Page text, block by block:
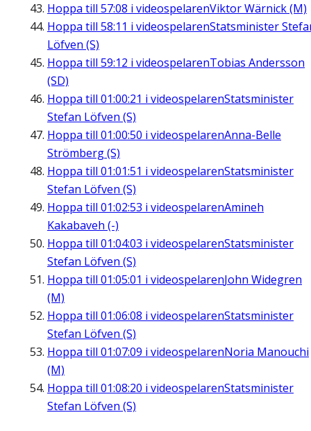
Hoppa till 57:08 i videospelarenViktor Wärnick (M)
Hoppa till 58:11 i videospelarenStatsminister
Löfven (S)
Hoppa till 59:12 i videospelarenTobias Andersson
(SD)
Hoppa till 01:00:21 i videospelarenStatsminister
Stefan Löfven (S)
Hoppa till 01:00:50 i videospelarenAnna-Belle
Strömberg (S)
Hoppa till 01:01:51 i videospelarenStatsminister
Stefan Löfven (S)
Hoppa till 01:02:53 i videospelarenAmineh
Kakabaveh (-)
Hoppa till 01:04:03 i videospelarenStatsminister
Stefan Löfven (S)
Hoppa till 01:05:01 i videospelarenJohn Widegren
(M)
Hoppa till 01:06:08 i videospelarenStatsminister
Stefan Löfven (S)
Hoppa till 01:07:09 i videospelarenNoria Manouchi
(M)
Hoppa till 01:08:20 i videospelarenStatsminister
Stefan Löfven (S)